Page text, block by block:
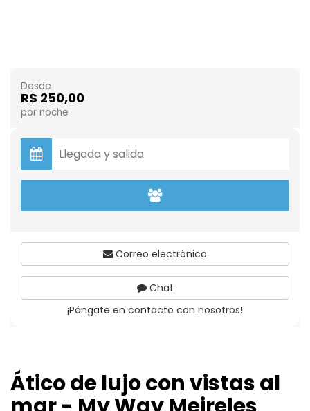
Ático de lujo con vistas al
Desde
R$ 250,00
por noche
Correo electrónico
Chat
¡Póngate en contacto con nosotros!